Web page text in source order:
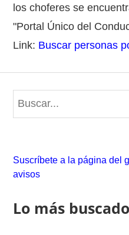
los choferes se
"Portal Único del
Link: Buscar personas
Suscríbete a la página del
avisos
Lo más